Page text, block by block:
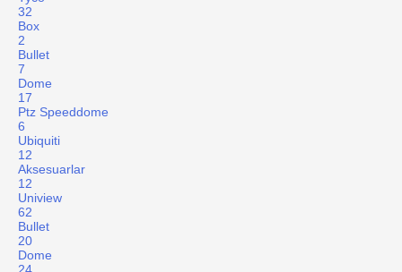
32
Box
2
Bullet
7
Dome
17
Ptz Speeddome
6
Ubiquiti
12
Aksesuarlar
12
Uniview
62
Bullet
20
Dome